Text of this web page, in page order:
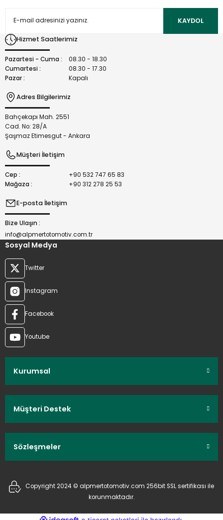
Ürün açıklamasında eksik bilgiler bulunuyor.
Bu ürüne benzer farklı alternatifler olmalı.
KAYDOL
Hizmet Saatlerimiz
Pazartesi - Cuma :
08.30 - 18.30
Cumartesi :
08.30 - 17.30
Pazar :
Kapalı
Adres Bilgilerimiz
Bahçekapı Mah. 2551
Cad. No: 28/A
Şaşmaz Etimesgut - Ankara
Müşteri İletişim
Cep :
+90 532 747 65 83
Mağaza :
+90 312 278 25 53
E-posta İletişim
Bize Ulaşın :
info@alpmertotomotiv.com.tr
Sosyal Medya
Twitter
Instagram
Facebook
Youtube
Kurumsal
Müşteri Destek
Sözleşmeler
Copyright 2024 © alpmertotomotiv.com 256bit SSL sertifikası ile
korunmaktadır.